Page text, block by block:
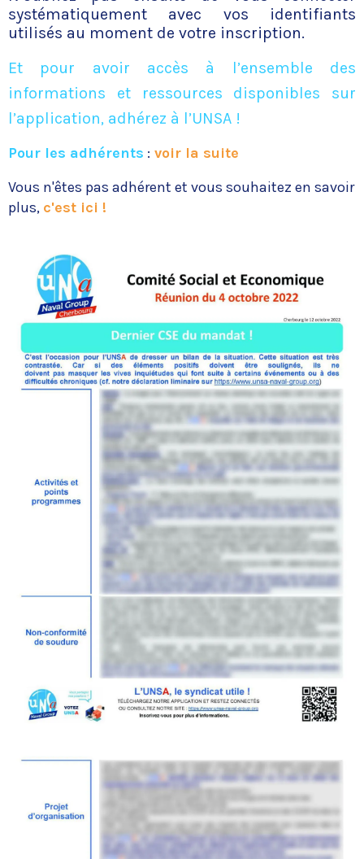
systématiquement avec vos identifiants
utilisés au moment de votre inscription.
Et pour avoir accès à l’ensemble des
informations et ressources disponibles sur
l’application, adhérez à l’UNSA !
Pour les adhérents : voir la suite
Vous n'êtes pas adhérent et vous souhaitez en savoir
plus, c'est ici !